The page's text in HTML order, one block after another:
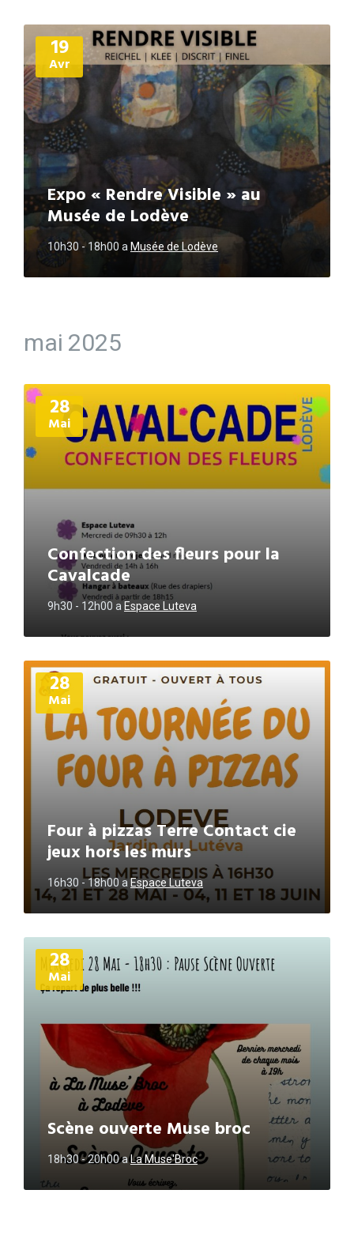
19
Avr
Expo « Rendre Visible » au
Musée de Lodève
10h30 - 18h00a Musée de Lodève
Plus
d'informations
mai 2025
28
Mai
Confection des fleurs pour la
Cavalcade
9h30 - 12h00 a Espace Luteva
Plus
d'informations
28
Mai
Four à pizzas Terre Contact cie
jeux hors les murs
16h30 - 18h00 aEspace Luteva
Plus
d'informations
28
Mai
Scène ouverte Muse broc
18h30 - 20h00aLa Muse'Broc
Plus
d'informations